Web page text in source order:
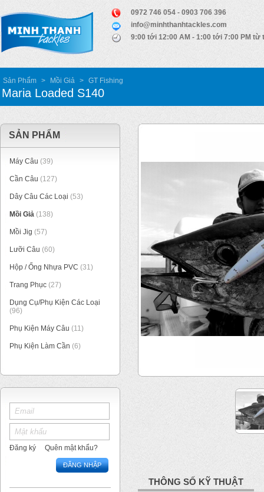
0972 746 054 - 0903 706 396
info@minhthanhtackles.com
9:00 tới 12:00 AM - 1:00 tới 7:00 PM từ
Sản Phẩm > Mồi Giả > GT Fishing
Maria Loaded S140
SẢN PHẨM
Máy Câu (39)
Cần Câu (127)
Dây Câu Các Loại (53)
Mồi Giả (138)
Mồi Jig (57)
Lưỡi Câu (60)
Hộp / Ống Nhựa PVC (31)
Trang Phục (27)
Dụng Cụ/Phụ Kiện Các Loại
(96)
Phụ Kiện Máy Câu (11)
Phụ Kiện Làm Cần (6)
Đăng ký Quên mật khẩu?
ĐĂNG NHẬP
THÔNG SỐ KỸ THUẬT